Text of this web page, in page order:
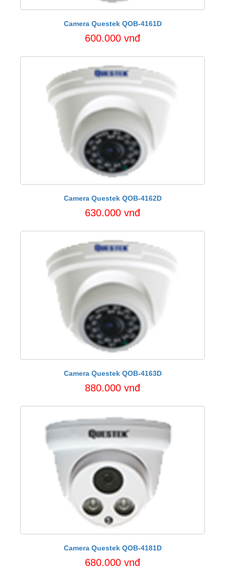
Camera Questek QOB-4161D
600.000 vnđ
Camera Questek QOB-4162D
630.000 vnđ
Camera Questek QOB-4163D
880.000 vnđ
Camera Questek QOB-4181D
680.000 vnđ